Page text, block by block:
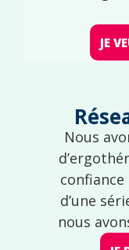
JE
Nous
d’une
nous